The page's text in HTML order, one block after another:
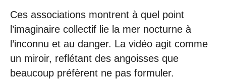
Ces associations montrent à quel point
l’imaginaire collectif lie la mer nocturne à
l’inconnu et au danger. La vidéo agit comme
un miroir, reflétant des angoisses que
beaucoup préfèrent ne pas formuler.